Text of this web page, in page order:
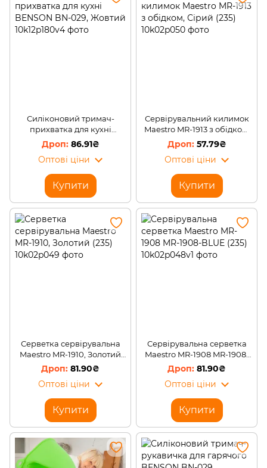
Силіконовий тримач-
прихватка для кухні
BENSON BN-029, Жовтий
86.91₴
Оптові ціни
Купити
Сервірувальний килимок
Maestro MR-1913 з обідком,
Сірий (235)
57.79₴
Оптові ціни
Купити
Серветка сервірувальна
Maestro MR-1910, Золотий
(235)81.90₴
Оптові ціни
Купити
Cервірувальна серветка
Maestro MR-1908 MR-1908-
BLUE (235)
81.90₴
Оптові ціни
Купити